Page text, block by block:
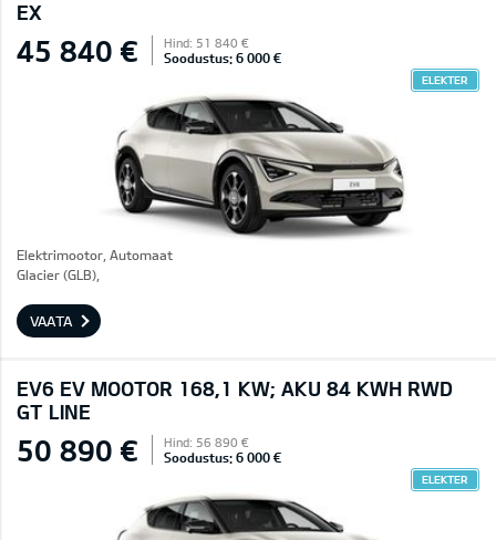
EX
45 840 € Hind: 51 840 €
Soodustus: 6 000 €
ELEKTER
Elektrimootor, Automaat
Glacier (GLB),
VAATA
EV6 EV MOOTOR 168,1 KW; AKU 84 KWH RWD
GT LINE
50 890 € Hind: 56 890 €
Soodustus: 6 000 €
ELEKTER